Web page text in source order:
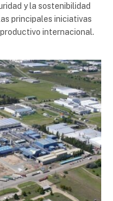
y la sostenibilidad
principales iniciativas
internacional.